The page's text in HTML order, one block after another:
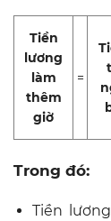
Tiền
lương
làm
thêm
giờ
=
Trong đó:
Tiền